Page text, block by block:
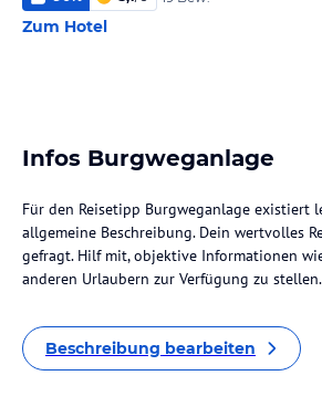
Zum Hotel
Infos Burgweganlage
Für den Reisetipp Burgweganlage existiert
allgemeine Beschreibung. Dein wertvolles
gefragt. Hilf mit, objektive Informationen
anderen Urlaubern zur Verfügung zu stellen.
Beschreibung bearbeiten